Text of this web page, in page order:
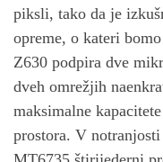
piksli, tako da je
opreme, o kateri
Z630 podpira dve
dveh omrežjih
maksimalne
prostora. V